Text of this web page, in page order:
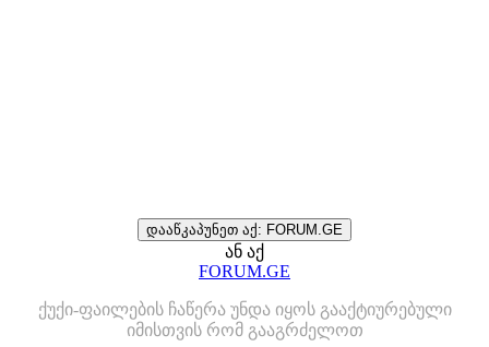
დააწკაპუნეთ აქ: FORUM.GE
ან აქ
FORUM.GE
ქუქი-ფაილების ჩაწერა უნდა იყოს გააქტიურებული
იმისთვის რომ გააგრძელოთ